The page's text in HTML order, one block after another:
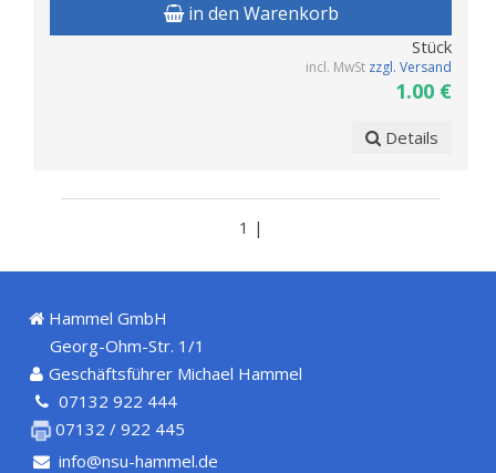
in den Warenkorb
Stück
incl. MwSt zzgl. Versand
1.00 €
Details
1 |
Hammel GmbH
Georg-Ohm-Str. 1/1
Geschäftsführer Michael Hammel
07132 922 444
07132 / 922 445
info@nsu-hammel.de